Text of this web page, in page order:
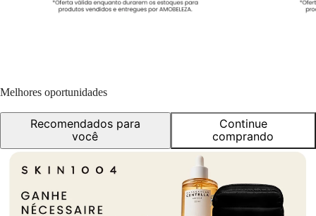
Melhores oportunidades
Recomendados para
você
Continue
comprando